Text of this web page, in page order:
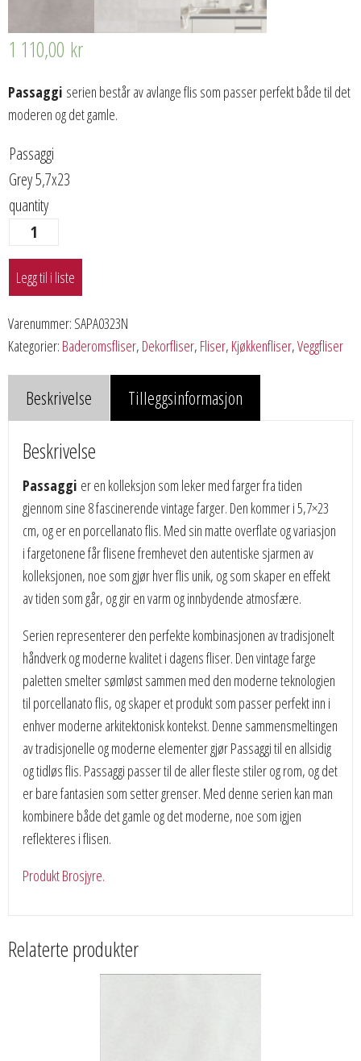
1 110,00 kr
Passaggi serien består av avlange flis som passer perfekt både til det
moderen og det gamle.
Passaggi
Grey 5,7x23
quantity
Legg til i liste
Varenummer: SAPA0323N
Kategorier: Baderomsfliser, Dekorfliser, Fliser, Kjøkkenfliser,Veggfliser
Beskrivelse Tilleggsinformasjon
Beskrivelse
Passaggi er en kolleksjon som leker med farger fra tiden
gjennom sine 8 fascinerende vintage farger. Den kommer i 5,7×23
cm, og er en porcellanato flis. Med sin matte overflate og variasjon
i fargetonene får flisene fremhevet den autentiske sjarmen av
kolleksjonen, noe som gjør hver flis unik, og som skaper en effekt
av tiden som går, og gir en varm og innbydende atmosfære.
Serien representerer den perfekte kombinasjonen av tradisjonelt
håndverk og moderne kvalitet i dagens fliser. Den vintage farge
paletten smelter sømløst sammen med den moderne teknologien
til porcellanato flis, og skaper et produkt som passer perfekt inn i
enhver moderne arkitektonisk kontekst. Denne sammensmeltingen
av tradisjonelle og moderne elementer gjør Passaggi til en allsidig
og tidløs flis. Passaggi passer til de aller fleste stiler og rom, og det
er bare fantasien som setter grenser. Med denne serien kan man
kombinere både det gamle og det moderne, noe som igjen
reflekteres i flisen.
Produkt Brosjyre.
Relaterte produkter